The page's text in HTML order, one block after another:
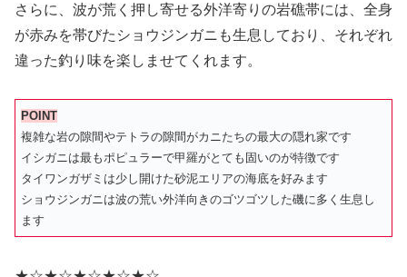
さらに、波が荒く押し寄せる外洋寄りの岩礁帯には、全身
が赤みを帯びたショウジンガニも生息しており、それぞれ
違った釣り味を楽しませてくれます。
POINT
複雑な岩の隙間やテトラの隙間がカニたちの最大の隠れ家です
イシガニは最もポピュラーで甲羅がとても固いのが特徴です
タイワンガザミは少し開けた砂泥エリアの海底を好みます
ショウジンガニは波の荒い外洋向きのゴツゴツした磯に多く生息し
ます